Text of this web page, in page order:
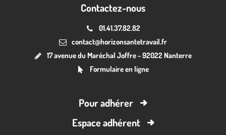
Contactez-nous
01.41.37.82.82
contact@horizonsantetravail.fr
17 avenue du Maréchal Joffre - 92022 Nanterre
Formulaire en ligne
Pour adhérer
Espace adhérent